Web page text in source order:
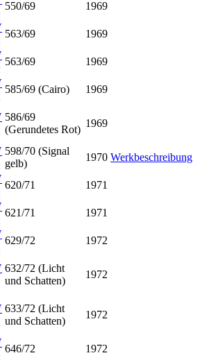
550/69
1969
563/69
1969
563/69
1969
585/69 (Cairo) 1969
586/69
(Gerundetes Rot)
1969
598/70 (Signal
gelb)
1970 Werkbeschreibung
620/71
1971
621/71
1971
629/72 1972
632/72 (Licht
und Schatten)
1972
633/72 (Licht
und Schatten)
1972
646/72
1972